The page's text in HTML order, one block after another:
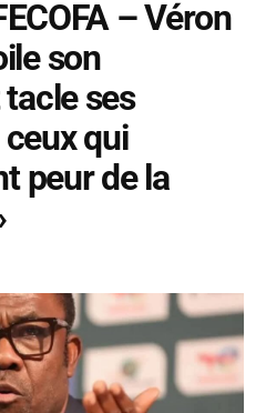
– Véron
son
ses
qui
peur de la